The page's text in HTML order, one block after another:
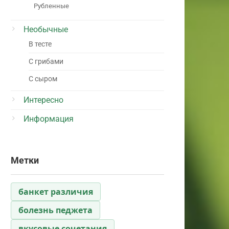
Рубленные
Необычные
В тесте
С грибами
С сыром
Интересно
Информация
Метки
банкет различия
болезнь педжета